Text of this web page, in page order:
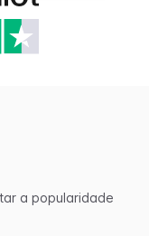
a popularidade